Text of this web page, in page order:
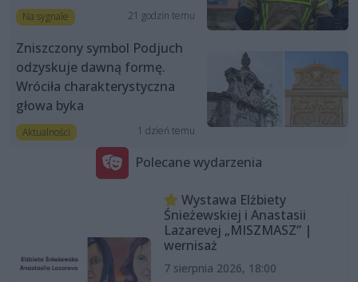
Na sygnale 21 godzin temu
Zniszczony symbol Podjuch
odzyskuje dawną formę.
Wróciła charakterystyczna
głowa byka
Aktualności 1 dzień temu
Polecane wydarzenia
Wystawa Elżbiety
Śnieżewskiej i Anastasii
Lazarevej „MISZMASZ” |
wernisaż
7 sierpnia 2026, 18:00